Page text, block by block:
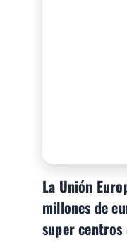
La Unión
millones de
super centros